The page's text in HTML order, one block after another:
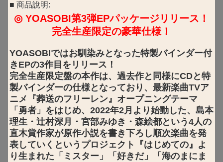
■ 商品說明:
◎ YOASOBI第3弾EPパッケージリリース！
完全生産限定の豪華仕様！
YOASOBIではお馴染みとなった特製バインダー付
きEPの3作目をリリース！
完全生産限定盤の本作は、過去作と同様にCDと特
製バインダーの仕様となっており、最新楽曲TVア
ニメ『葬送のフリーレン』オープニングテーマ
「勇者」をはじめ、2022年2月より始動した、島本
理生・辻村深月・宮部みゆき・森絵都という4人の
直木賞作家が原作小説を書き下ろし順次楽曲を発
表していくというプロジェクト『はじめての』よ
り生まれた「ミスター」「好きだ」「海のまにま